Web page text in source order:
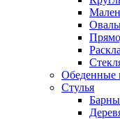
Обеденные
Стулья